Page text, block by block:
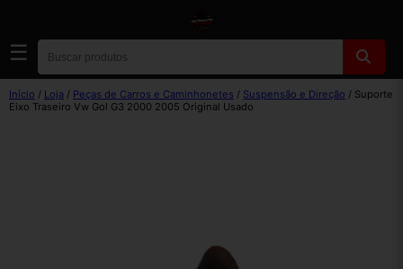
☰
Início / Loja / Peças de Carros e Caminhonetes / Suspensão e Direção / Suporte
Eixo Traseiro Vw Gol G3 2000 2005 Original Usado